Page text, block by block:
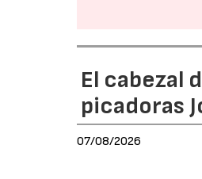
El cabezal
picadoras
07/08/2026